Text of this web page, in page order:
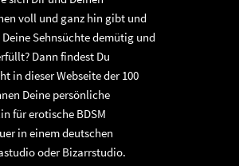
voll und ganz hin gibt und
Sehnsüchte demütig und
Dann findest Du
in dieser Webseite der 100
Deine persönliche
für erotische BDSM
in einem deutschen
oder Bizarrstudio.